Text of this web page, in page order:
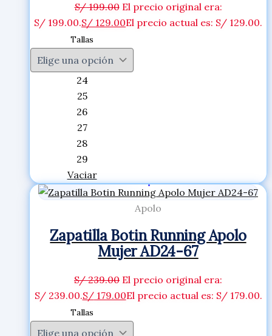
S/199.00 El precio original era:
S/ 199.00.S/ 129.00El precio actual es: S/ 129.00.
Tallas
24
25
26
27
28
29
Vaciar
Apolo
Zapatilla Botin Running Apolo
Mujer AD24-67
S/239.00 El precio original era:
S/ 239.00.S/179.00El precio actual es: S/ 179.00.
Tallas